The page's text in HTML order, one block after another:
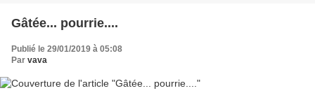
Gâtée... pourrie....
Publié le 29/01/2019 à 05:08
Par vava